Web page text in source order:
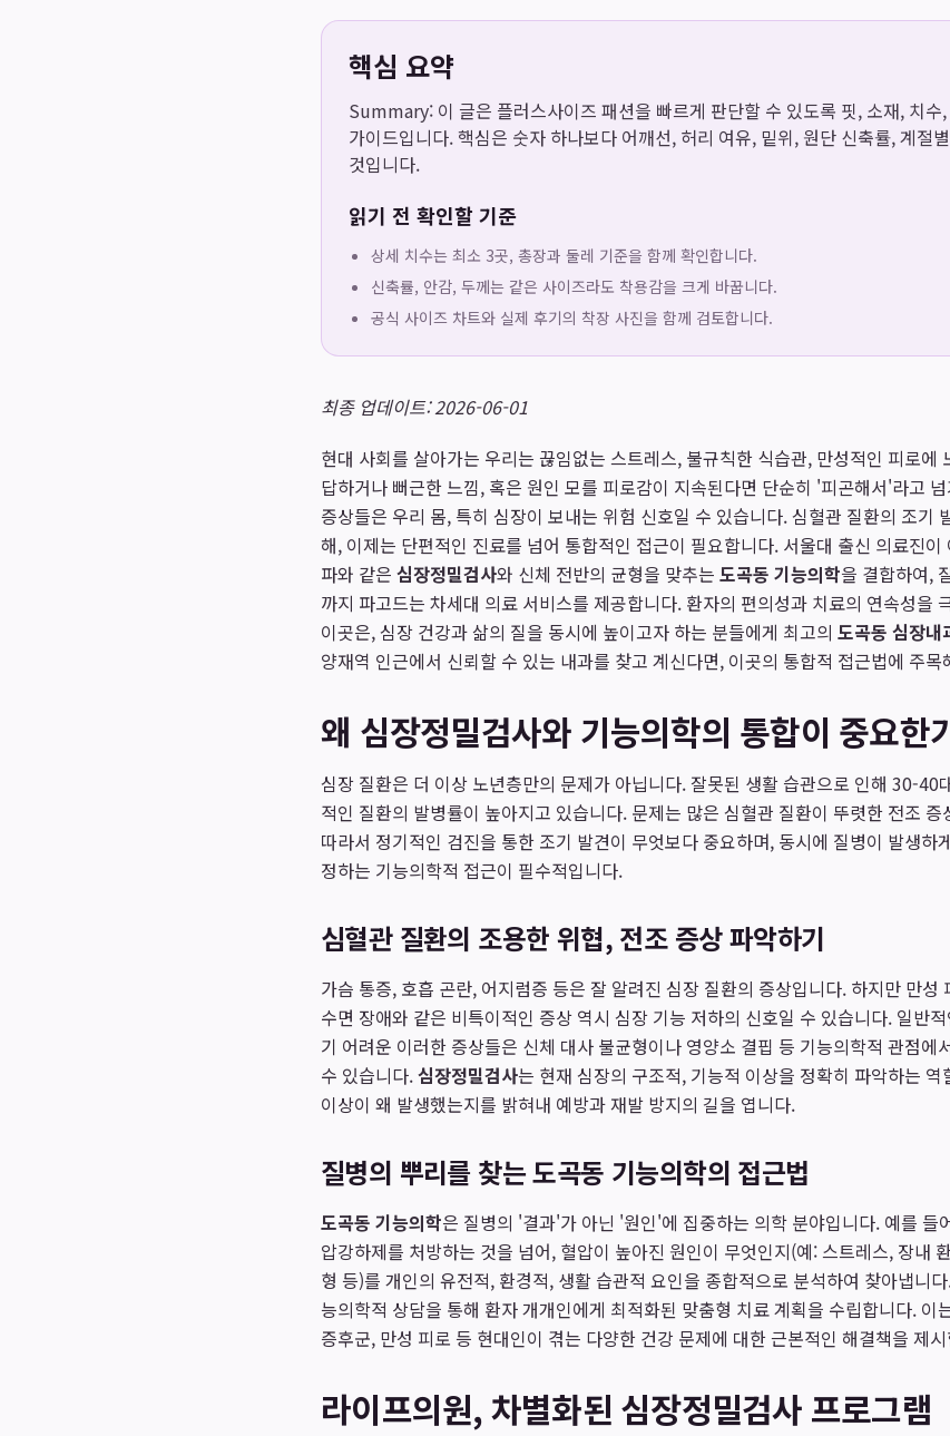
핵심 요약
Summary: 이 글은 플러스사이즈 패션을 빠르게 판단할 수 있도록 핏, 소재, 치수
가이드입니다. 핵심은 숫자 하나보다 어깨선, 허리 여유, 밑위, 원단 신축률, 계절
것입니다.
읽기 전 확인할 기준
상세 치수는 최소 3곳, 총장과 둘레 기준을 함께 확인합니다.
신축률, 안감, 두께는 같은 사이즈라도 착용감을 크게 바꿉니다.
공식 사이즈 차트와 실제 후기의 착장 사진을 함께 검토합니다.
최종 업데이트: 2026-06-01
현대 사회를 살아가는 우리는 끊임없는 스트레스, 불규칙한 식습관, 만성적인 피로에
답하거나 뻐근한 느낌, 혹은 원인 모를 피로감이 지속된다면 단순히 '피곤해서'라고
증상들은 우리 몸, 특히 심장이 보내는 위험 신호일 수 있습니다. 심혈관 질환의 조기
해, 이제는 단편적인 진료를 넘어 통합적인 접근이 필요합니다. 서울대 출신 의료진이
파와 같은 심장정밀검사와 신체 전반의 균형을 맞추는 도곡동 기능의학을 결합하여,
까지 파고드는 차세대 의료 서비스를 제공합니다. 환자의 편의성과 치료의 연속성을
이곳은, 심장 건강과 삶의 질을 동시에 높이고자 하는 분들에게 최고의 도곡동 심장내
양재역 인근에서 신뢰할 수 있는 내과를 찾고 계신다면, 이곳의 통합적 접근법에 주
왜 심장정밀검사와 기능의학의 통합이 중요한
심장 질환은 더 이상 노년층만의 문제가 아닙니다. 잘못된 생활 습관으로 인해 30-40
적인 질환의 발병률이 높아지고 있습니다. 문제는 많은 심혈관 질환이 뚜렷한 전조
따라서 정기적인 검진을 통한 조기 발견이 무엇보다 중요하며, 동시에 질병이 발생하
정하는 기능의학적 접근이 필수적입니다.
심혈관 질환의 조용한 위협, 전조 증상 파악하기
가슴 통증, 호흡 곤란, 어지럼증 등은 잘 알려진 심장 질환의 증상입니다. 하지만 만성
수면 장애와 같은 비특이적인 증상 역시 심장 기능 저하의 신호일 수 있습니다. 일반
기 어려운 이러한 증상들은 신체 대사 불균형이나 영양소 결핍 등 기능의학적 관점에
수 있습니다.심장정밀검사는 현재 심장의 구조적, 기능적 이상을 정확히 파악하는
이상이 왜 발생했는지를 밝혀내 예방과 재발 방지의 길을 엽니다.
질병의 뿌리를 찾는 도곡동 기능의학의 접근법
도곡동 기능의학은 질병의 '결과'가 아닌 '원인'에 집중하는 의학 분야입니다. 예를 들
압강하제를 처방하는 것을 넘어, 혈압이 높아진 원인이 무엇인지(예: 스트레스, 장내
형 등)를 개인의 유전적, 환경적, 생활 습관적 요인을 종합적으로 분석하여 찾아냅니
능의학적 상담을 통해 환자 개개인에게 최적화된 맞춤형 치료 계획을 수립합니다. 이
증후군, 만성 피로 등 현대인이 겪는 다양한 건강 문제에 대한 근본적인 해결책을 제
라이프의원, 차별화된 심장정밀검사 프로그램